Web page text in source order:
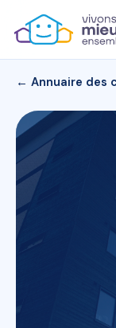
← Annuaire des